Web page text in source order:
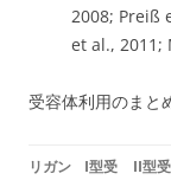
2008; Preiß
et al., 2011;
受容体利用のまと
リガン
I型受
II型受